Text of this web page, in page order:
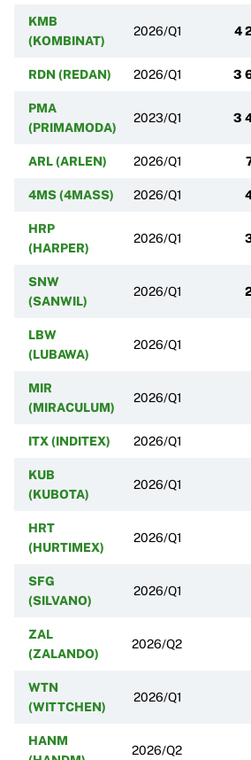
KMB
(KOMBINAT)
2026/Q1 4
RDN (REDAN) 2026/Q1 3
PMA
(PRIMAMODA)
2023/Q1 3
ARL (ARLEN) 2026/Q1
4MS (4MASS) 2026/Q1
HRP
(HARPER)
2026/Q1
SNW
(SANWIL)
2026/Q1
LBW
(LUBAWA)
2026/Q1
MIR
(MIRACULUM)
2026/Q1
ITX (INDITEX) 2026/Q1
KUB
(KUBOTA)
2026/Q1
HRT
(HURTIMEX)
2026/Q1
SFG
(SILVANO)
2026/Q1
ZAL
(ZALANDO)
2026/Q2
WTN
(WITTCHEN)
2026/Q1
HANM
2026/Q2